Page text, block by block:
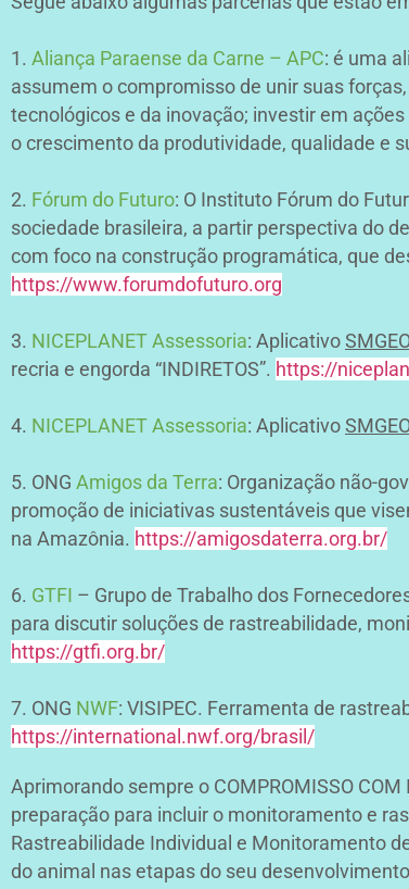
1. Aliança Paraense da Carne – APC: é uma
assumem o compromisso de unir suas
tecnológicos e da inovação; investir em
o crescimento da produtividade, qualidade e
2. Fórum do Futuro: O Instituto Fórum do
sociedade brasileira, a partir perspectiva do
com foco na construção programática, que
https://www.forumdofuturo.org
3. NICEPLANET Assessoria: Aplicativo
recria e engorda “INDIRETOS”. https://
4. NICEPLANET Assessoria: Aplicativo
5. ONG Amigos da Terra: Organização não-
promoção de iniciativas sustentáveis que
na Amazônia. https://amigosdaterra.org.br/
6. GTFI – Grupo de Trabalho dos
para discutir soluções de rastreabilidade,
https://gtfi.org.br/
7. ONG NWF: VISIPEC. Ferramenta de
https://international.nwf.org/brasil/
Aprimorando sempre o COMPROMISSO
preparação para incluir o monitoramento e
Rastreabilidade Individual e Monitoramento
do animal nas etapas do seu